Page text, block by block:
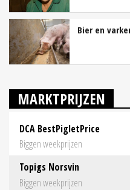
Bier en
MARKTPRIJZEN
DCA BestPigletPrice
Biggen weekprijzen
Topigs Norsvin
Biggen weekprijzen